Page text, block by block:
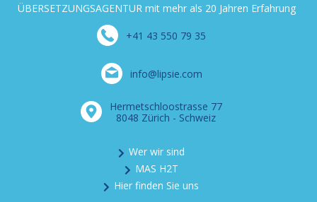
ÜBERSETZUNGSAGENTUR mit mehr als 20 Jahren Erfahrung
+41 43 550 79 35
info@lipsie.com
Hermetschloostrasse 77
8048 Zürich - Schweiz
Wer wir sind
MAS H2T
Hier finden Sie uns